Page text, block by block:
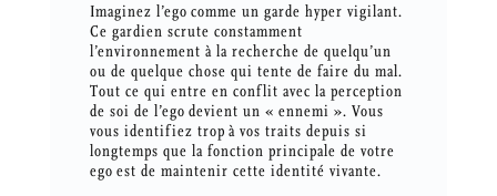
Imaginez l’ego comme un garde hyper vigilant.
Ce gardien scrute constamment
l’environnement à la recherche de quelqu’un
ou de quelque chose qui tente de faire du mal.
Tout ce qui entre en conflit avec la perception
de soi de l’ego devient un « ennemi ». Vous
vous identifiez trop à vos traits depuis si
longtemps que la fonction principale de votre
ego est de maintenir cette identité vivante.